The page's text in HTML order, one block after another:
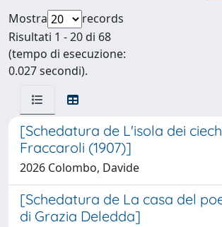
Mostra
records
Risultati 1 - 20 di 68
(tempo di esecuzione:
0.027 secondi).
[Schedatura de L'isola dei
Fraccaroli (1907)]
2026 Colombo, Davide
[Schedatura de La casa del
di Grazia Deledda]